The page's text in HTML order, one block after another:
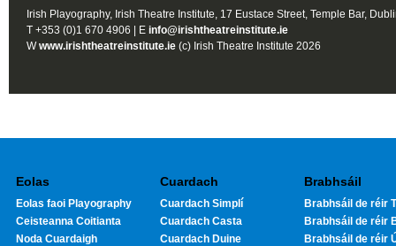
Irish Playography, Irish Theatre Institute, 17 Eustace Street, Temple Bar,
T +353 (0)1 670 4906 | E info@irishtheatreinstitute.ie
Wwww.irishtheatreinstitute.ie (c) Irish Theatre Institute 2026
Eolas
Eolas faoi Playography
Ceisteanna Coitianta
Noda Cuardaigh
Cuardach
Cuardach Simplí
Cuardach Casta
Cuardach Duine
Brabhsáil
Brabhsáil de réir
Brabhsáil de réir
Brabhsáil de réir